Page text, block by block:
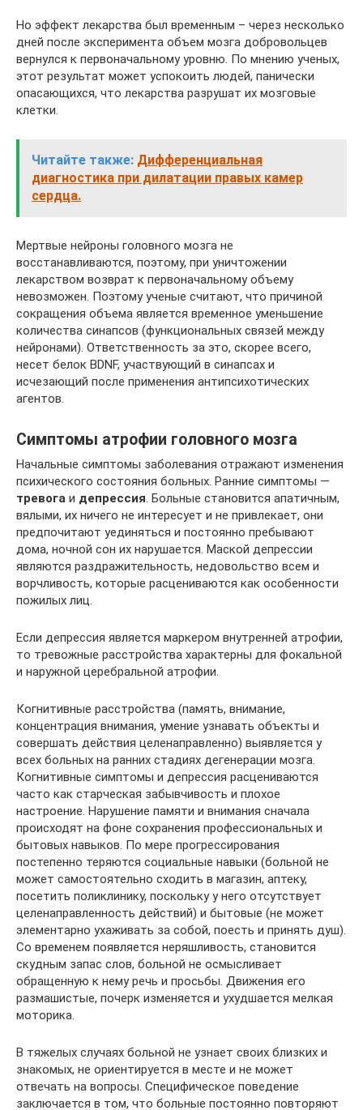
Но эффект лекарства был временным – через несколько
дней после эксперимента объем мозга добровольцев
вернулся к первоначальному уровню. По мнению ученых,
этот результат может успокоить людей, панически
опасающихся, что лекарства разрушат их мозговые
клетки.
Читайте также: Дифференциальная
диагностика при дилатации правых камер
сердца.
Мертвые нейроны головного мозга не
восстанавливаются, поэтому, при уничтожении
лекарством возврат к первоначальному объему
невозможен. Поэтому ученые считают, что причиной
сокращения объема является временное уменьшение
количества синапсов (функциональных связей между
нейронами). Ответственность за это, скорее всего,
несет белок BDNF, участвующий в синапсах и
исчезающий после применения антипсихотических
агентов.
Симптомы атрофии головного мозга
Начальные симптомы заболевания отражают изменения
психического состояния больных. Ранние симптомы —
тревога и депрессия. Больные становится апатичным,
вялыми, их ничего не интересует и не привлекает, они
предпочитают уединяться и постоянно пребывают
дома, ночной сон их нарушается. Маской депрессии
являются раздражительность, недовольство всем и
ворчливость, которые расцениваются как особенности
пожилых лиц.
Если депрессия является маркером внутренней атрофии,
то тревожные расстройства характерны для фокальной
и наружной церебральной атрофии.
Когнитивные расстройства (память, внимание,
концентрация внимания, умение узнавать объекты и
совершать действия целенаправленно) выявляется у
всех больных на ранних стадиях дегенерации мозга.
Когнитивные симптомы и депрессия расцениваются
часто как старческая забывчивость и плохое
настроение. Нарушение памяти и внимания сначала
происходят на фоне сохранения профессиональных и
бытовых навыков. По мере прогрессирования
постепенно теряются социальные навыки (больной не
может самостоятельно сходить в магазин, аптеку,
посетить поликлинику, поскольку у него отсутствует
целенаправленность действий) и бытовые (не может
элементарно ухаживать за собой, поесть и принять душ).
Со временем появляется неряшливость, становится
скудным запас слов, больной не осмысливает
обращенную к нему речь и просьбы. Движения его
размашистые, почерк изменяется и ухудшается мелкая
моторика.
В тяжелых случаях больной не узнает своих близких и
знакомых, не ориентируется в месте и не может
отвечать на вопросы. Специфическое поведение
заключается в том, что больные постоянно повторяют